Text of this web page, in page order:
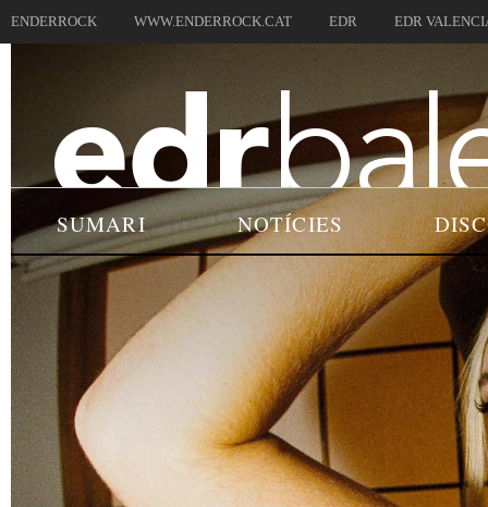
ENDERROCK WWW.ENDERROCK.CAT EDR EDR
SUMARI NOTÍCIES